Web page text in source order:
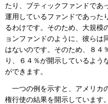
たり、ブティックファンドであ
運用しているファンドであった
るわけです。そのため、大規模
ョンファンドのように、彼らは
はないのです。そのため、８４
り、６４％が開示しているよう
ができます。
一つの例を示すと、アメリカ
権行使の結果を開示しています